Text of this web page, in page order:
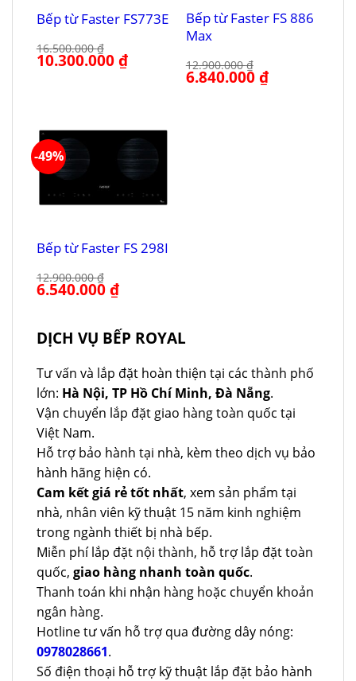
Bếp từ Faster FS773E
16.500.000₫
Giá
gốc
10.300.000₫Giá
hiện
Bếp từ Faster FS 886
Max
12.900.000₫
Giá
gốc
6.840.000₫Giá
hiện
-49%
Bếp từ Faster FS 298I
12.900.000₫
Giá
gốc
6.540.000₫Giá
hiện
6.540.000 ₫.
DỊCH VỤ BẾP ROYAL
Tư vấn và lắp đặt hoàn thiện tại các thành phố
lớn: Hà Nội, TP Hồ Chí Minh, Đà Nẵng.
Vận chuyển lắp đặt giao hàng toàn quốc tại
Việt Nam.
Hỗ trợ bảo hành tại nhà, kèm theo dịch vụ bảo
hành hãng hiện có.
Cam kết giá rẻ tốt nhất, xem sản phẩm tại
nhà, nhân viên kỹ thuật 15 năm kinh nghiệm
trong ngành thiết bị nhà bếp.
Miễn phí lắp đặt nội thành, hỗ trợ lắp đặt toàn
quốc, giao hàng nhanh toàn quốc.
Thanh toán khi nhận hàng hoặc chuyển khoản
ngân hàng.
Hotline tư vấn hỗ trợ qua đường dây nóng:
0978028661.
Số điện thoại hỗ trợ kỹ thuật lắp đặt bảo hành